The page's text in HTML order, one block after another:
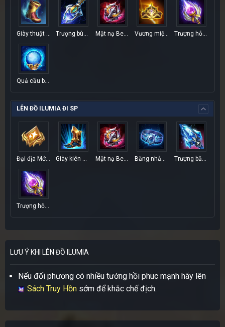
Mặt nạ Berith Trượng hỗn mang
Quả cầu băng sương
LÊN ĐỒ ILUMIA ĐI SP
Đại địa Mở trói Mặt nạ Berith
Trượng hỗn mang
LƯU Ý KHI LÊN ĐỒ ILUMIA
Nếu đối phương có nhiều tướng hồi phuc mạnh hãy lên
Sách Truy Hồnsớm để khắc chế địch.